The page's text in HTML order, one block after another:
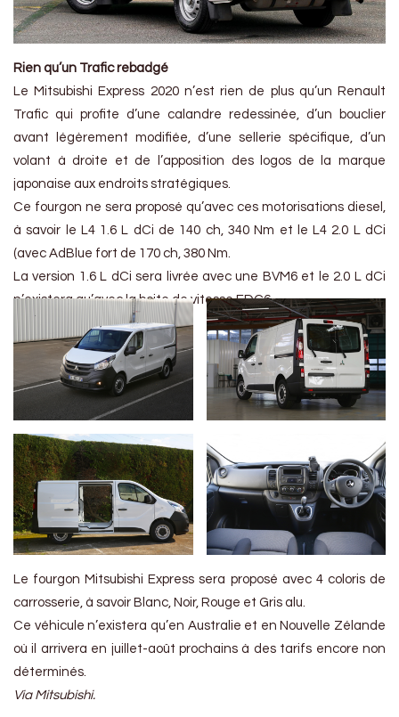
Rien qu’un Trafic rebadgé
Le Mitsubishi Express 2020 n’est rien de plus qu’un Renault
Trafic qui profite d’une calandre redessinée, d’un bouclier
avant légèrement modifiée, d’une sellerie spécifique, d’un
volant à droite et de l’apposition des logos de la marque
japonaise aux endroits stratégiques.
Ce fourgon ne sera proposé qu’avec ces motorisations diesel,
à savoir le L4 1.6 L dCi de 140 ch, 340 Nm et le L4 2.0 L dCi
(avec AdBlue fort de 170 ch, 380 Nm.
La version 1.6 L dCi sera livrée avec une BVM6 et le 2.0 L dCi
n’existera qu’avec la boite de vitesse EDC6.
Le fourgon Mitsubishi Express sera proposé avec 4 coloris de
carrosserie, à savoir Blanc, Noir, Rouge et Gris alu.
Ce véhicule n’existera qu’en Australie et en Nouvelle Zélande
où il arrivera en juillet-août prochains à des tarifs encore non
déterminés.
Via Mitsubishi.